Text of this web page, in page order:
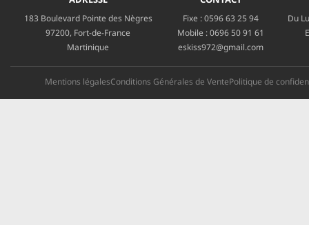
183 Boulevard Pointe des Nègres
97200, Fort-de-France
Martinique
Fixe :0596 63 25 94
Mobile :0696 50 91 61
eskiss972@gmail.com
Du
Mentions légalesConditions Générales de VentePolitique de